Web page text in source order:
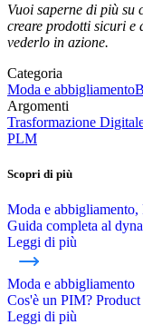
Vuoi saperne di più su
creare prodotti sicuri e
vederlo in azione.
Categoria
Moda e abbigliamento
Argomenti
Trasformazione
PLM
Scopri di più
Moda e
Guida completa al
Leggi di più
Moda e abbigliamento
Cos'è un PIM?
Leggi di più